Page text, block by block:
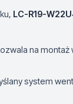
LC-R19-
na
system